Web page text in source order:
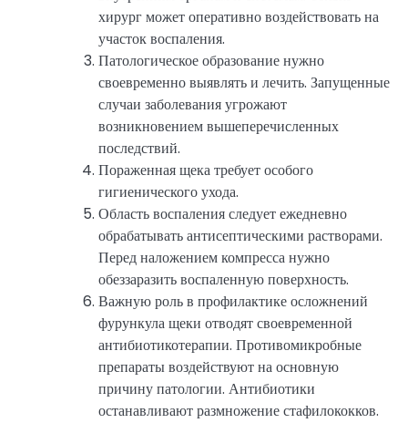
хирург может оперативно воздействовать на
участок воспаления.
Патологическое образование нужно
своевременно выявлять и лечить. Запущенные
случаи заболевания угрожают
возникновением вышеперечисленных
последствий.
Пораженная щека требует особого
гигиенического ухода.
Область воспаления следует ежедневно
обрабатывать антисептическими растворами.
Перед наложением компресса нужно
обеззаразить воспаленную поверхность.
Важную роль в профилактике осложнений
фурункула щеки отводят своевременной
антибиотикотерапии. Противомикробные
препараты воздействуют на основную
причину патологии. Антибиотики
останавливают размножение стафилококков.